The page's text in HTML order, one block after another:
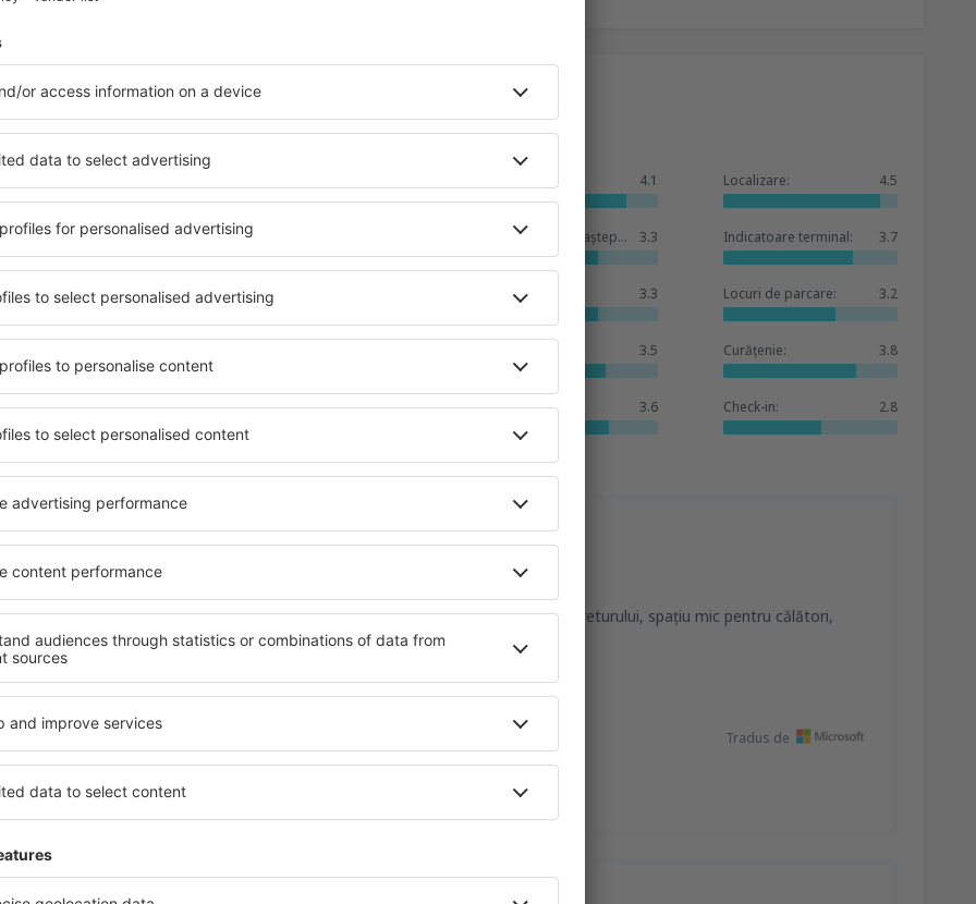
Tivat Airport 4.1 Localizare: 4.5
Condiții sălii de așteptare: 3.3 Indicatoare terminal: 3.7
Magazine: 3.3 Locuri de parcare: 3.2
3.5 Curățenie: 3.8
Servicii: 3.6 Check-in: 2.8
3.6
Mai 2023 Ploaie
Probleme cu aterizarea unui avion de la Berlin în timpul returului, spațiu mic pentru călători,
servicii neplăcute
Această recenzie este tradusă automat Arată sursa
Utilă
Tradus de